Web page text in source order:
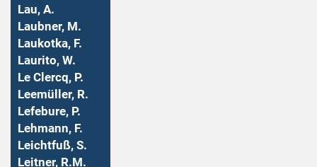
Lau, A.
Laubner, M.
Laukotka, F.
Laurito, W.
Le Clercq, P.
Leemüller, R.
Lefebure, P.
Lehmann, F.
Leichtfuß, S.
Leitner, R.M.